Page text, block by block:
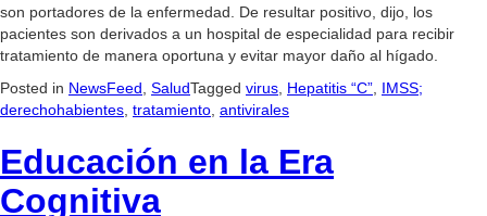
son portadores de la enfermedad. De resultar positivo, dijo, los
pacientes son derivados a un hospital de especialidad para recibir
tratamiento de manera oportuna y evitar mayor daño al hígado.
Posted in NewsFeed SaludTagged virus Hepatitis “C” IMSS;
derechohabientes tratamiento antivirales
Educación en la Era
Cognitiva